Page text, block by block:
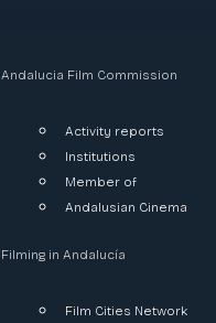
Andalucia Film Commission
Activity reports
Institutions
Member of
Andalusian Cinema
Filming in Andalucía
Film Cities Network